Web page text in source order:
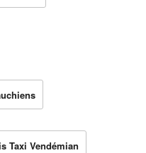
Taxi Vendémian